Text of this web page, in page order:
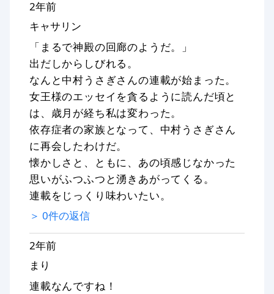
2年前
キャサリン
「まるで神殿の回廊のようだ。」
出だしからしびれる。
なんと中村うさぎさんの連載が始まった。
女王様のエッセイを貪るように読んだ頃と
は、歳月が経ち私は変わった。
依存症者の家族となって、中村うさぎさん
に再会したわけだ。
懐かしさと、ともに、あの頃感じなかった
思いがふつふつと湧きあがってくる。
連載をじっくり味わいたい。
＞ 0件の返信
2年前
まり
連載なんですね！